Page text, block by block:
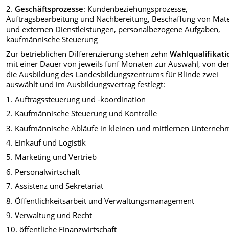
2. Geschäftsprozesse: Kundenbeziehungsprozesse,
Auftragsbearbeitung und Nachbereitung, Beschaffung von
und externen Dienstleistungen, personalbezogene Aufgaben,
kaufmännische Steuerung
Zur betrieblichen Differenzierung stehen zehn
mit einer Dauer von jeweils fünf Monaten zur Auswahl, von
die Ausbildung des Landesbildungszentrums für Blinde zwei
auswählt und im Ausbildungsvertrag festlegt:
1. Auftragssteuerung und -koordination
2. Kaufmännische Steuerung und Kontrolle
3. Kaufmännische Abläufe in kleinen und mittlernen
4. Einkauf und Logistik
5. Marketing und Vertrieb
6. Personalwirtschaft
7. Assistenz und Sekretariat
8. Öffentlichkeitsarbeit und Verwaltungsmanagement
9. Verwaltung und Recht
10. öffentliche Finanzwirtschaft